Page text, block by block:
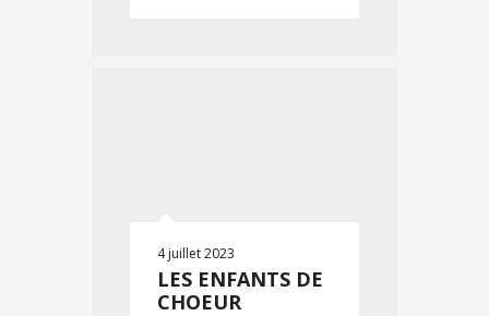
4 juillet 2023
LES ENFANTS DE
CHOEUR